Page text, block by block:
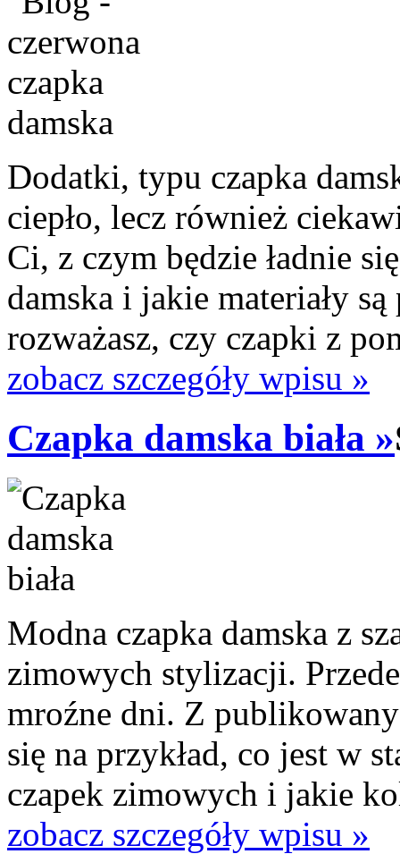
Dodatki, typu czapka
ciepło, lecz również
Ci, z czym będzie ładnie
damska i jakie materiały
rozważasz, czy czapki z
zobacz szczegóły wpisu »
Czapka damska biała »
Modna czapka damska z
zimowych stylizacji.
mroźne dni. Z
się na przykład, co jest w
czapek zimowych i jakie
zobacz szczegóły wpisu »